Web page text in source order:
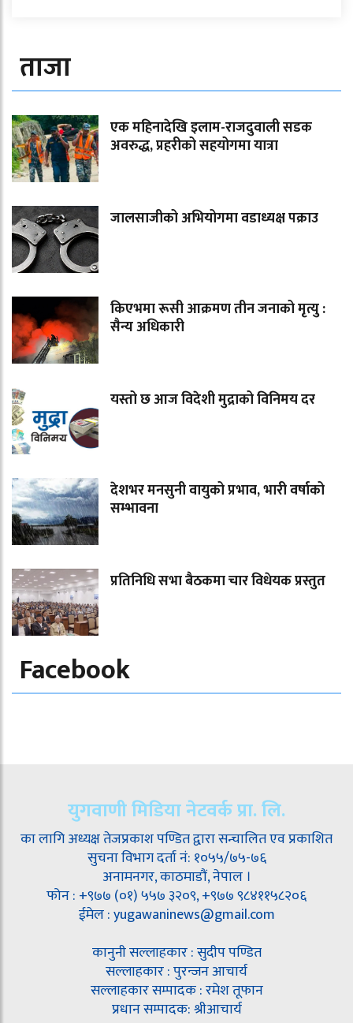
ताजा
एक महिनादेखि इलाम-राजदुवाली सडक
अवरुद्ध, प्रहरीको सहयोगमा यात्रा
जालसाजीको अभियोगमा वडाध्यक्ष पक्राउ
किएभमा रूसी आक्रमण तीन जनाको मृत्यु :
सैन्य अधिकारी
यस्तो छ आज विदेशी मुद्राको विनिमय दर
देशभर मनसुनी वायुको प्रभाव, भारी वर्षाको
सम्भावना
प्रतिनिधि सभा बैठकमा चार विधेयक प्रस्तुत
Facebook
युगवाणी मिडिया नेटवर्क प्रा. लि.
का लागि अध्यक्ष तेजप्रकाश पण्डित द्वारा सन्चालित एव प्रकाशित
सुचना विभाग दर्ता नं: १०५५/७५-७६
अनामनगर, काठमाडौं, नेपाल ।
फोन : +९७७ (०१) ५५७ ३२०९, +९७७ ९८४११५८२०६
ईमेल : yugawaninews@gmail.com
कानुनी सल्लाहकार : सुदीप पण्डित
सल्लाहकार : पुरन्जन आचार्य
सल्लाहकार सम्पादक : रमेश तूफान
प्रधान सम्पादक: श्रीआचार्य